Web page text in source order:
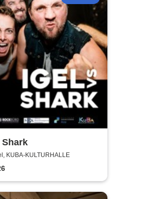
KUBA-KULTURHALLE